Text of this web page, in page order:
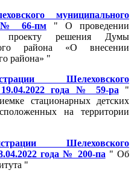
муниципального
№ 66-пм " О проведении
решения Думы
района «О внесении
района» "
Шелеховского
года № 59-ра "
стационарных детских
на территории
Шелеховского
года № 200-па " Об
"